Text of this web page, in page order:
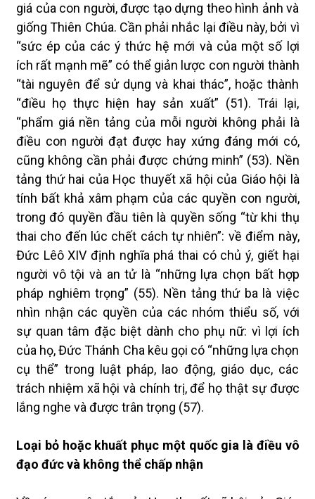
giá của con người, được tạo dựng theo hình ảnh và
giống Thiên Chúa. Cần phải nhắc lại điều này, bởi vì
“sức ép của các ý thức hệ mới và của một số lợi
ích rất mạnh mẽ” có thể giản lược con người thành
“tài nguyên để sử dụng và khai thác”, hoặc thành
“điều họ thực hiện hay sản xuất” (51). Trái lại,
“phẩm giá nền tảng của mỗi người không phải là
điều con người đạt được hay xứng đáng mới có,
cũng không cần phải được chứng minh” (53). Nền
tảng thứ hai của Học thuyết xã hội của Giáo hội là
tính bất khả xâm phạm của các quyền con người,
trong đó quyền đầu tiên là quyền sống “từ khi thụ
thai cho đến lúc chết cách tự nhiên”: về điểm này,
Đức Lêô XIV định nghĩa phá thai có chủ ý, giết hại
người vô tội và an tử là “những lựa chọn bất hợp
pháp nghiêm trọng” (55). Nền tảng thứ ba là việc
nhìn nhận các quyền của các nhóm thiểu số, với
sự quan tâm đặc biệt dành cho phụ nữ: vì lợi ích
của họ, Đức Thánh Cha kêu gọi có “những lựa chọn
cụ thể” trong luật pháp, lao động, giáo dục, các
trách nhiệm xã hội và chính trị, để họ thật sự được
lắng nghe và được trân trọng (57).
Loại bỏ hoặc khuất phục một quốc gia là điều vô
đạo đức và không thể chấp nhận